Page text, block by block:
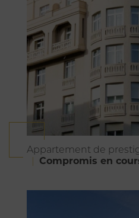
Appartement de
Compromis en